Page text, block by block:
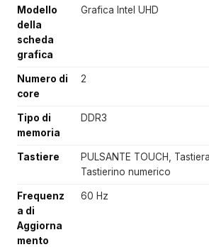
Modello
della
scheda
grafica
Grafica Intel UHD
Numero di
core
2
Tipo di
memoria
DDR3
Tastiere
PULSANTE TOUCH,
Tastierino numerico
Frequenz
a di
Aggiorna
mento
60 Hz